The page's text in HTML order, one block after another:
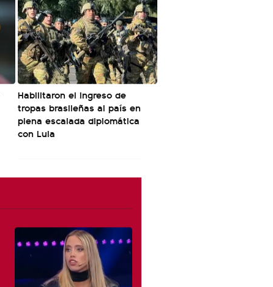
Habilitaron el ingreso de
tropas brasileñas al país en
plena escalada diplomática
con Lula
que también está endeudada".